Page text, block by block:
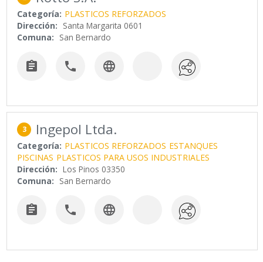
Categoría: PLASTICOS REFORZADOS
Dirección: Santa Margarita 0601
Comuna: San Bernardo
  
3 Ingepol Ltda.
Categoría: PLASTICOS REFORZADOS ESTANQUES
PISCINAS PLASTICOS PARA USOS INDUSTRIALES
Dirección: Los Pinos 03350
Comuna: San Bernardo
  